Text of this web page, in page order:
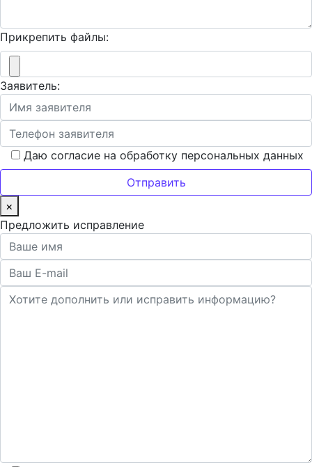
Прикрепить файлы:
Заявитель:
Даю согласие на обработку персональных данных
×
Предложить исправление